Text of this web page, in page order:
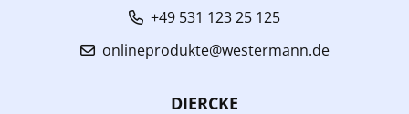
+49 531 123 25 125
onlineprodukte@westermann.de
DIERCKE